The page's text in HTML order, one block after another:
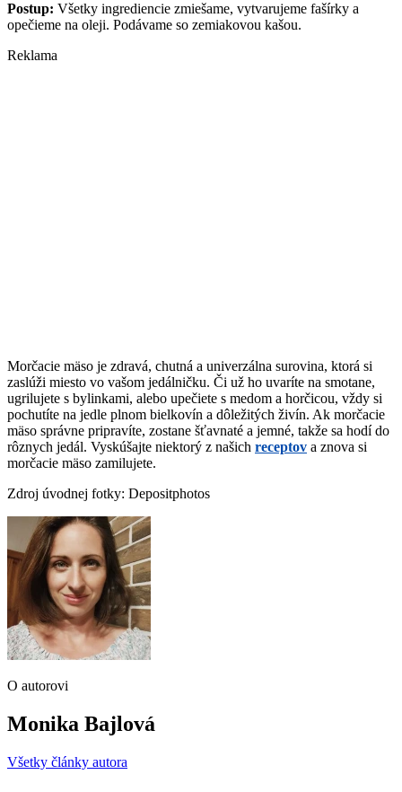
Postup: Všetky ingrediencie zmiešame, vytvarujeme fašírky a
opečieme na oleji. Podávame so zemiakovou kašou.
Reklama
Morčacie mäso je zdravá, chutná a univerzálna surovina, ktorá si
zaslúži miesto vo vašom jedálničku. Či už ho uvaríte na smotane,
ugrilujete s bylinkami, alebo upečiete s medom a horčicou, vždy si
pochutíte na jedle plnom bielkovín a dôležitých živín. Ak morčacie
mäso správne pripravíte, zostane šťavnaté a jemné, takže sa hodí do
rôznych jedál. Vyskúšajte niektorý z našich receptov a znova si
morčacie mäso zamilujete.
Zdroj úvodnej fotky: Depositphotos
O autorovi
Monika Bajlová
Všetky články autora